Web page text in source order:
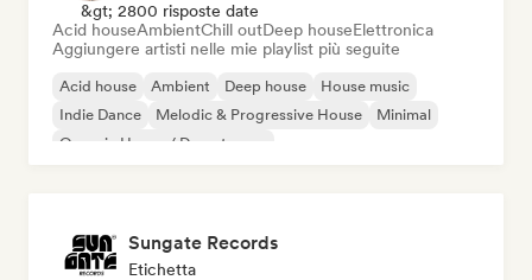
&gt; 2800 risposte date
Acid houseAmbientChill outDeep houseElettronica
Aggiungere artisti nelle mie playlist più seguite
Acid house Ambient Deep house
House music
Indie Dance
Melodic & Progressive House
Minimal
Organic House / Downtempo
Sungate Records
Etichetta